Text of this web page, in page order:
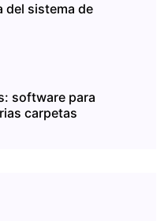
del sistema de
software para
carpetas